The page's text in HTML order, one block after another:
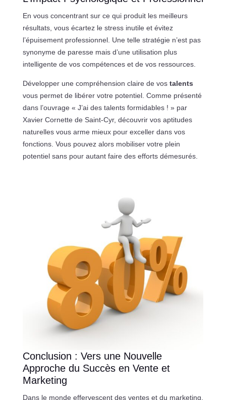
En vous concentrant sur ce qui produit les meilleurs
résultats, vous écartez le stress inutile et évitez
l’épuisement professionnel. Une telle stratégie n’est pas
synonyme de paresse mais d’une utilisation plus
intelligente de vos compétences et de vos ressources.
Développer une compréhension claire de vos talents
vous permet de libérer votre potentiel. Comme présenté
dans l’ouvrage « J’ai des talents formidables ! » par
Xavier Cornette de Saint-Cyr, découvrir vos aptitudes
naturelles vous arme mieux pour exceller dans vos
fonctions. Vous pouvez alors mobiliser votre plein
potentiel sans pour autant faire des efforts démesurés.
Conclusion : Vers une Nouvelle
Approche du Succès en Vente et
Marketing
Dans le monde effervescent des ventes et du marketing,